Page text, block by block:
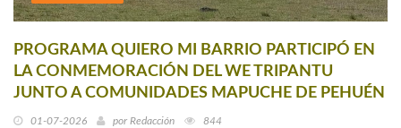
PROGRAMA QUIERO MI BARRIO PARTICIPÓ EN
LA CONMEMORACIÓN DEL WE TRIPANTU
JUNTO A COMUNIDADES MAPUCHE DE PEHUÉN
01-07-2026 por Redacción 844